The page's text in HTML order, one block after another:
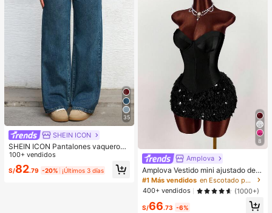
35
SHEIN ICON
SHEIN ICON Pantalones vaqueros
de pierna ancha de unicolor, de bol
sillo, informales y versátiles
100+ vendidos
S/82.79 -20% ¡Últimos 3 días
8
Amplova
Amplova Vestido mini ajustado de
mujer con parches de unicolor, dobl
adillo de piel sintética y estilo de m
oda
#1 Más vendidos
en Escotado por detrás Mini vestidos de mujer
400+ vendidos
(1000+)
S/66.73 -6%